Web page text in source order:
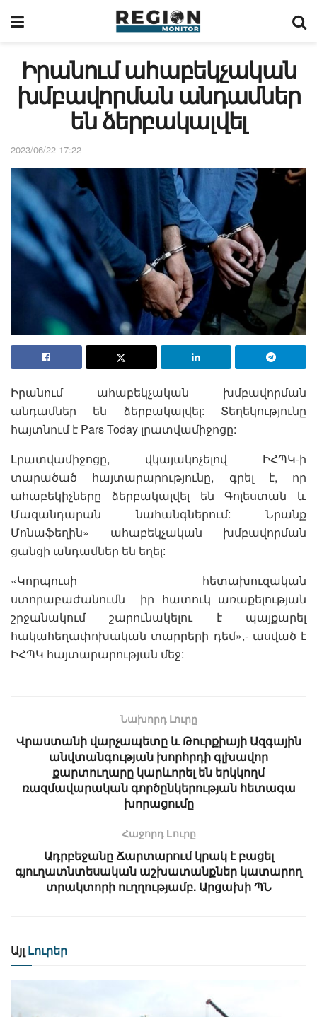
Իրանում ահաբեկչական
խմբավորման անդամներ
են ձերբակալվել
2023/06/22 17:22
Իրանում ահաբեկչական խմբավորման
անդամներ են ձերբակալվել: Տեղեկությունը
հայտնում է Pars Today լրատվամիջոցը:
Լրատվամիջոցը, վկայակոչելով ԻՀՊԿ-ի
տարածած հայտարարությունը, գրել է, որ
ահաբեկիչները ձերբակալվել են Գոլեստան և
Մազանդարան նահանգներում: Նրանք
Մոնաֆեղին» ահաբեկչական խմբավորման
ցանցի անդամներ են եղել:
«Կորպուսի հետախուզական
ստորաբաժանումն իր հատուկ առաքելության
շրջանակում շարունակելու է պայքարել
հակահեղափոխական տարրերի դեմ»,- ասված է
ԻՀՊԿ հայտարարության մեջ:
Նախորդ Լուրը
Վրաստանի վարչապետը և Թուրքիայի Ազգային
անվտանգության խորհրդի գլխավոր
քարտուղարը կարևորել են երկկողմ
ռազմավարական գործընկերության հետագա
խորացումը
Հաջորդ Lուրը
Ադրբեջանը Ճարտարում կրակ է բացել
գյուղատնտեսական աշխատանքներ կատարող
տրակտորի ուղղությամբ. Արցախի ՊՆ
Այլ Լուրեր